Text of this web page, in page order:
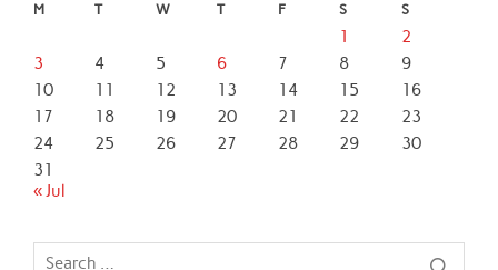
M T W T F S S
1
2
3
4 5 6 7 8
9
10
11 12 13 14 15
16
17
18 19 20 21 22
23
24
25 26 27 28 29
30
31
« Jul